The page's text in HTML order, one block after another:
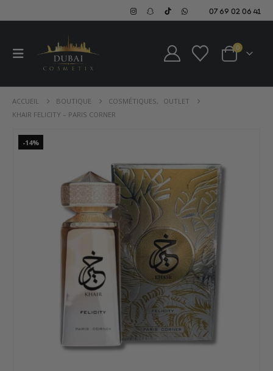
07 69 02 06 41
0
ACCUEIL BOUTIQUE COSMÉTIQUES,
OUTLET
KHAIR FELICITY – PARIS CORNER
-14%